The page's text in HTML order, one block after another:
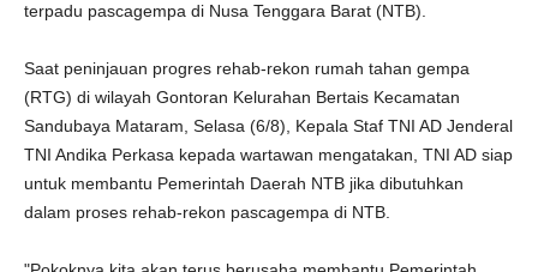
terpadu pascagempa di Nusa Tenggara Barat (NTB).
Saat peninjauan progres rehab-rekon rumah tahan gempa
(RTG) di wilayah Gontoran Kelurahan Bertais Kecamatan
Sandubaya Mataram, Selasa (6/8), Kepala Staf TNI AD Jenderal
TNI Andika Perkasa kepada wartawan mengatakan, TNI AD siap
untuk membantu Pemerintah Daerah NTB jika dibutuhkan
dalam proses rehab-rekon pascagempa di NTB.